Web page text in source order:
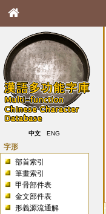
中文 ENG
字形
部首索引
筆畫索引
甲骨部件表
金文部件表
形義源流通解